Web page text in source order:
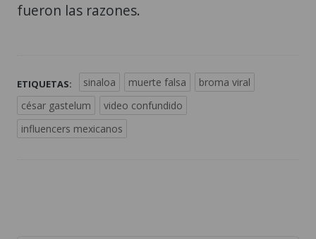
fueron las razones.
ETIQUETAS: sinaloa muerte falsa
broma viral
césar gastelum
video confundido
influencers mexicanos